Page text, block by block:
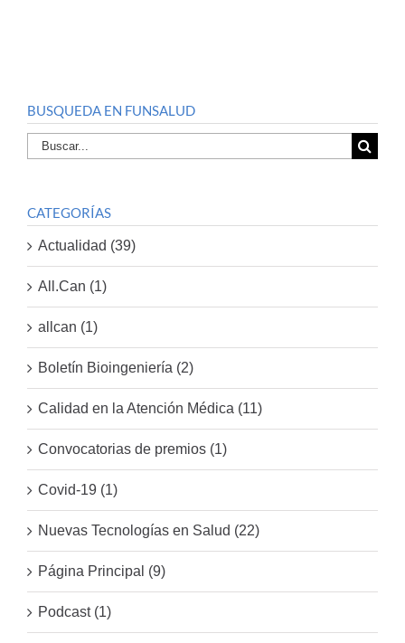
BUSQUEDA EN FUNSALUD
Buscar
por:
CATEGORÍAS
Actualidad (39)
All.Can (1)
allcan (1)
Boletín Bioingeniería (2)
Calidad en la Atención Médica (11)
Convocatorias de premios (1)
Covid-19 (1)
Nuevas Tecnologías en Salud (22)
Página Principal (9)
Podcast (1)